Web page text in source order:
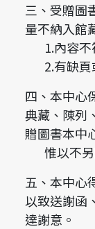
三、受贈圖
量不納入館
1.內容不
2.有缺頁
四、本中心
典藏、陳列
贈圖書本中
惟以不另
五、本中心
以致送謝函
達謝意。